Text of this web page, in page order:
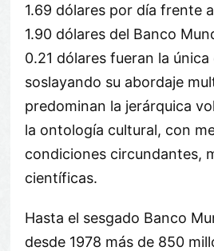
1.69 dólares por día frente
1.90 dólares del Banco
0.21 dólares fueran la única
soslayando su abordaje
predominan la jerárquica
la ontología cultural, con
condiciones circundantes,
científicas.
Hasta el sesgado Banco
desde 1978 más de 850